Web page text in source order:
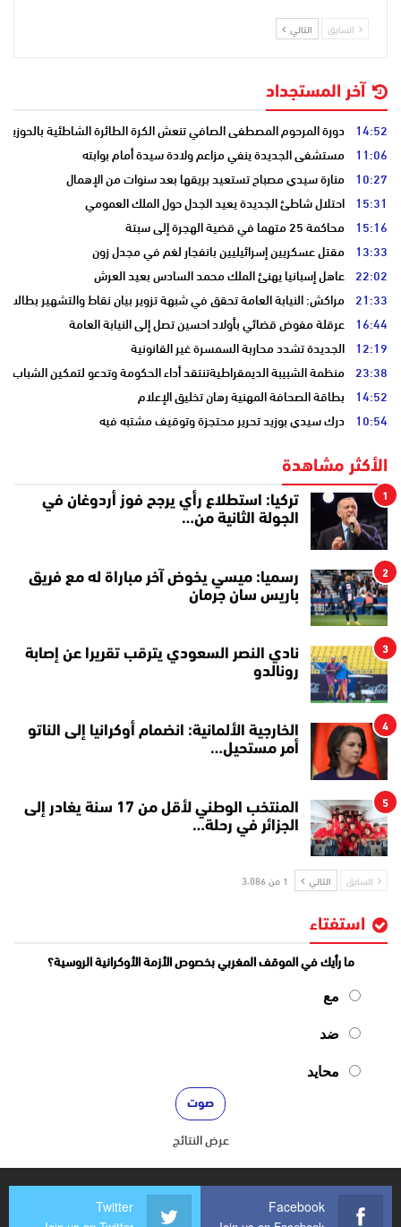
السابق التالي
آخر المستجداد
14:52 دورة المرحوم المصطفى الصافي تنعش الكرة الطائرة الشاطئية بالحوزية
11:06 مستشفى الجديدة ينفي مزاعم ولادة سيدة أمام بوابته
10:27 منارة سيدي مصباح تستعيد بريقها بعد سنوات من الإهمال
15:31 احتلال شاطئ الجديدة يعيد الجدل حول الملك العمومي
15:16 محاكمة 25 متهما في قضية الهجرة إلى سبتة
13:33 مقتل عسكريين إسرائيليين بانفجار لغم في مجدل زون
22:02 عاهل إسبانيا يهنئ الملك محمد السادس بعيد العرش
21:33 مراكش: النيابة العامة تحقق في شبهة تزوير بيان نقاط والتشهير بطالب
16:44 عرقلة مفوض قضائي بأولاد احسين تصل إلى النيابة العامة
12:19 الجديدة تشدد محاربة السمسرة غير القانونية
23:38 منظمة الشبيبة الديمقراطيةتنتقد أداء الحكومة وتدعو لتمكين الشباب
14:52 بطاقة الصحافة المهنية رهان تخليق الإعلام
10:54 درك سيدي بوزيد تحرير محتجزة وتوقيف مشتبه فيه
الأكثر مشاهدة
1
تركيا: استطلاع رأي يرجح فوز أردوغان في
الجولة الثانية من…
2
رسميا: ميسي يخوض آخر مباراة له مع فريق
باريس سان جرمان
3
نادي النصر السعودي يترقب تقريرا عن إصابة
رونالدو
4
الخارجية الألمانية: انضمام أوكرانيا إلى الناتو
أمر مستحيل…
5
المنتخب الوطني لأقل من 17 سنة يغادر إلى
الجزائر في رحلة…
السابق التالي 1 من 3٬086
استفتاء
ما رأيك في الموقف المغربي بخصوص الأزمة الأوكرانية الروسية؟
مع
ضد
محايد
عرض النتائج
Facebook
Twitter